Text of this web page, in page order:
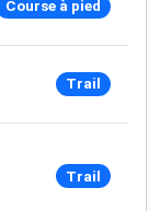
Course à pied
Trail
Trail